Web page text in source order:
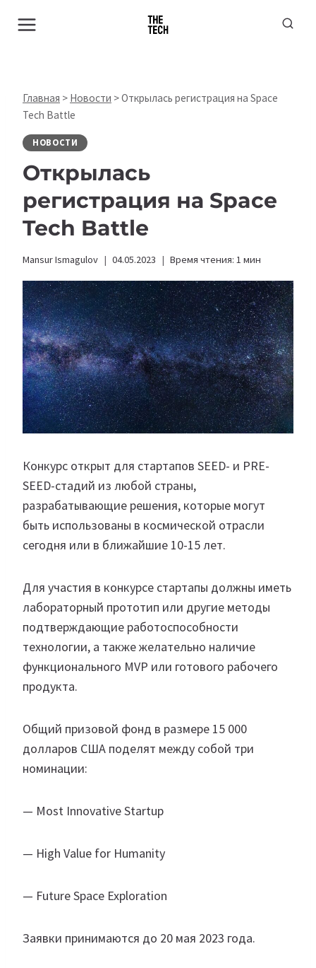
Главная > Новости >Открылась регистрация на Space
Tech Battle
НОВОСТИ
Открылась
регистрация на Space
Tech Battle
Mansur Ismagulov 04.05.2023 Время чтения: 1 мин
Конкурс открыт для стартапов SEED- и PRE-
SEED-стадий из любой страны,
разрабатывающие решения, которые могут
быть использованы в космической отрасли
сегодня или в ближайшие 10-15 лет.
Для участия в конкурсе стартапы должны иметь
лабораторный прототип или другие методы
подтверждающие работоспособности
технологии, а также желательно наличие
функционального MVP или готового рабочего
продукта.
Общий призовой фонд в размере 15 000
долларов США поделят между собой три
номинации:
— Most Innovative Startup
— High Value for Humanity
— Future Space Exploration
Заявки принимаются до 20 мая 2023 года.